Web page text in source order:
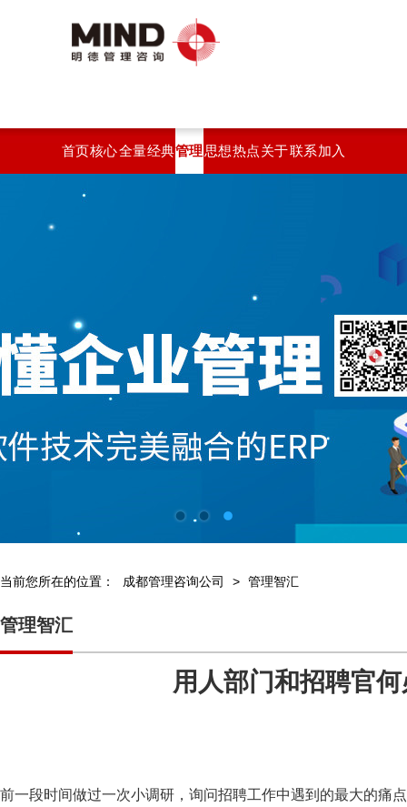
首页核心全量经典管理思想热点关于
线登
入
联系
线登
入
加入
当前您所在的位置： 成都管理咨询公司 > 管理智汇
管理智汇
用人部门和招聘官
前一段时间做过一次小调研，询问招聘工作中遇到的最大的痛